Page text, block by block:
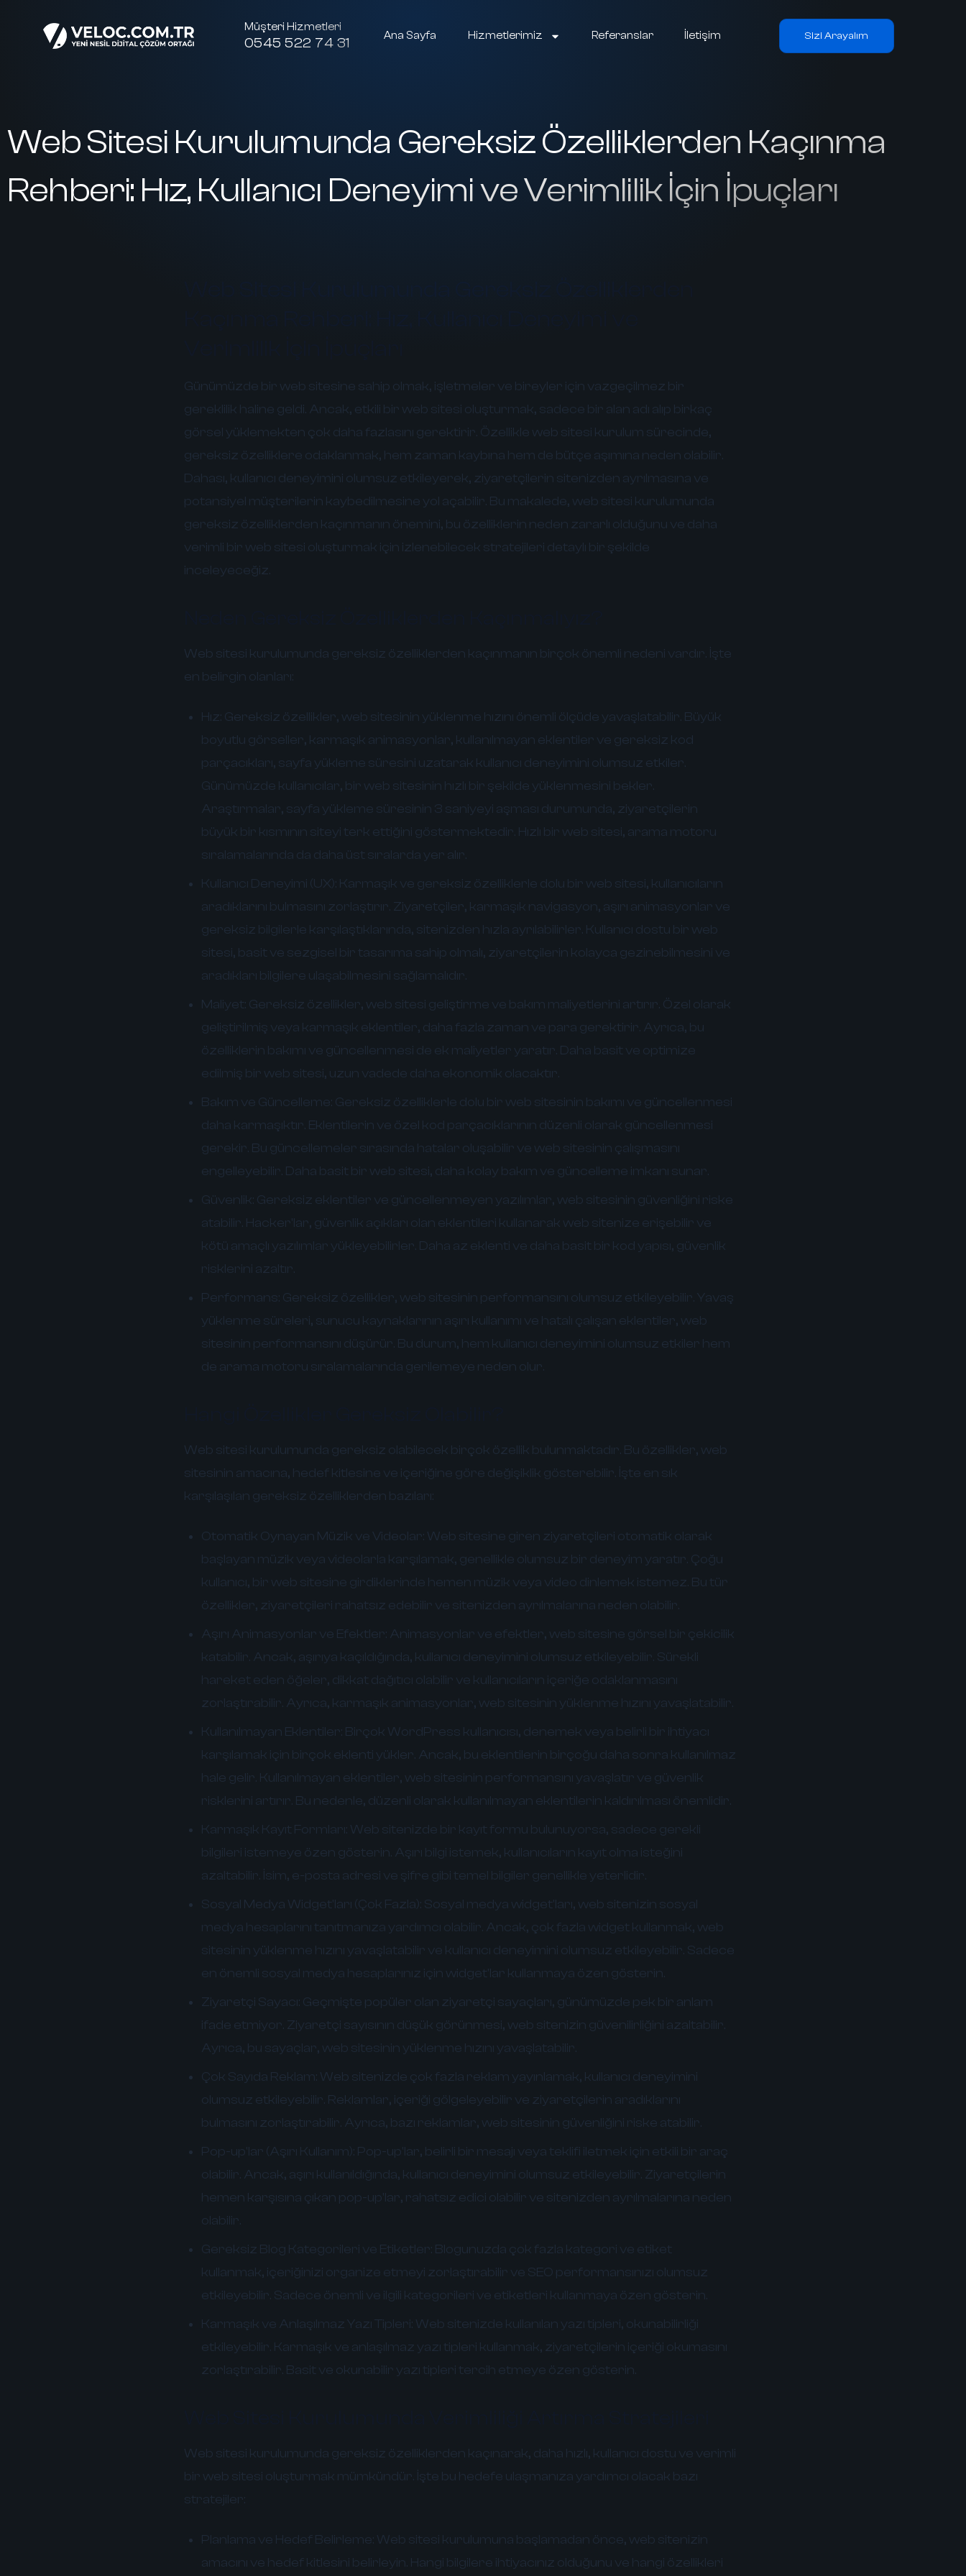
Müşteri Hizmetleri
0545 522 74 31 Ana Sayfa Hizmetlerimiz Referanslar İletişim Sizi Arayalım
Web Sitesi Kurulumunda Gereksiz Özelliklerden Kaçınma
Rehberi: Hız, Kullanıcı Deneyimi ve Verimlilik İçin İpuçları
Günümüzde bir web sitesine sahip olmak, işletmeler ve bireyler için vazgeçilmez bir
gereklilik haline geldi. Ancak, etkili bir web sitesi oluşturmak, sadece bir alan adı alıp birkaç
görsel yüklemekten çok daha fazlasını gerektirir. Özellikle web sitesi kurulum sürecinde,
gereksiz özelliklere odaklanmak, hem zaman kaybına hem de bütçe aşımına neden olabilir.
Dahası, kullanıcı deneyimini olumsuz etkileyerek, ziyaretçilerin sitenizden ayrılmasına ve
potansiyel müşterilerin kaybedilmesine yol açabilir. Bu makalede, web sitesi kurulumunda
gereksiz özelliklerden kaçınmanın önemini, bu özelliklerin neden zararlı olduğunu ve daha
verimli bir web sitesi oluşturmak için izlenebilecek stratejileri detaylı bir şekilde
inceleyeceğiz.
Web sitesi kurulumunda gereksiz özelliklerden kaçınmanın birçok önemli nedeni vardır. İşte
en belirgin olanları:
Hız: Gereksiz özellikler, web sitesinin yüklenme hızını önemli ölçüde yavaşlatabilir. Büyük
boyutlu görseller, karmaşık animasyonlar, kullanılmayan eklentiler ve gereksiz kod
parçacıkları, sayfa yükleme süresini uzatarak kullanıcı deneyimini olumsuz etkiler.
Günümüzde kullanıcılar, bir web sitesinin hızlı bir şekilde yüklenmesini bekler.
Araştırmalar, sayfa yükleme süresinin 3 saniyeyi aşması durumunda, ziyaretçilerin
büyük bir kısmının siteyi terk ettiğini göstermektedir. Hızlı bir web sitesi, arama motoru
sıralamalarında da daha üst sıralarda yer alır.
Kullanıcı Deneyimi (UX): Karmaşık ve gereksiz özelliklerle dolu bir web sitesi, kullanıcıların
aradıklarını bulmasını zorlaştırır. Ziyaretçiler, karmaşık navigasyon, aşırı animasyonlar ve
gereksiz bilgilerle karşılaştıklarında, sitenizden hızla ayrılabilirler. Kullanıcı dostu bir web
sitesi, basit ve sezgisel bir tasarıma sahip olmalı, ziyaretçilerin kolayca gezinebilmesini ve
aradıkları bilgilere ulaşabilmesini sağlamalıdır.
Maliyet: Gereksiz özellikler, web sitesi geliştirme ve bakım maliyetlerini artırır. Özel olarak
geliştirilmiş veya karmaşık eklentiler, daha fazla zaman ve para gerektirir. Ayrıca, bu
özelliklerin bakımı ve güncellenmesi de ek maliyetler yaratır. Daha basit ve optimize
edilmiş bir web sitesi, uzun vadede daha ekonomik olacaktır.
Bakım ve Güncelleme: Gereksiz özelliklerle dolu bir web sitesinin bakımı ve güncellenmesi
daha karmaşıktır. Eklentilerin ve özel kod parçacıklarının düzenli olarak güncellenmesi
gerekir. Bu güncellemeler sırasında hatalar oluşabilir ve web sitesinin çalışmasını
engelleyebilir. Daha basit bir web sitesi, daha kolay bakım ve güncelleme imkanı sunar.
Güvenlik: Gereksiz eklentiler ve güncellenmeyen yazılımlar, web sitesinin güvenliğini riske
atabilir. Hacker'lar, güvenlik açıkları olan eklentileri kullanarak web sitenize erişebilir ve
kötü amaçlı yazılımlar yükleyebilirler. Daha az eklenti ve daha basit bir kod yapısı, güvenlik
risklerini azaltır.
Performans: Gereksiz özellikler, web sitesinin performansını olumsuz etkileyebilir. Yavaş
yüklenme süreleri, sunucu kaynaklarının aşırı kullanımı ve hatalı çalışan eklentiler, web
sitesinin performansını düşürür. Bu durum, hem kullanıcı deneyimini olumsuz etkiler hem
de arama motoru sıralamalarında gerilemeye neden olur.
Web sitesi kurulumunda gereksiz olabilecek birçok özellik bulunmaktadır. Bu özellikler, web
sitesinin amacına, hedef kitlesine ve içeriğine göre değişiklik gösterebilir. İşte en sık
karşılaşılan gereksiz özelliklerden bazıları:
Otomatik Oynayan Müzik ve Videolar: Web sitesine giren ziyaretçileri otomatik olarak
başlayan müzik veya videolarla karşılamak, genellikle olumsuz bir deneyim yaratır. Çoğu
kullanıcı, bir web sitesine girdiklerinde hemen müzik veya video dinlemek istemez. Bu tür
özellikler, ziyaretçileri rahatsız edebilir ve sitenizden ayrılmalarına neden olabilir.
Aşırı Animasyonlar ve Efektler: Animasyonlar ve efektler, web sitesine görsel bir çekicilik
katabilir. Ancak, aşırıya kaçıldığında, kullanıcı deneyimini olumsuz etkileyebilir. Sürekli
hareket eden öğeler, dikkat dağıtıcı olabilir ve kullanıcıların içeriğe odaklanmasını
zorlaştırabilir. Ayrıca, karmaşık animasyonlar, web sitesinin yüklenme hızını yavaşlatabilir.
Kullanılmayan Eklentiler: Birçok WordPress kullanıcısı, denemek veya belirli bir ihtiyacı
karşılamak için birçok eklenti yükler. Ancak, bu eklentilerin birçoğu daha sonra kullanılmaz
hale gelir. Kullanılmayan eklentiler, web sitesinin performansını yavaşlatır ve güvenlik
risklerini artırır. Bu nedenle, düzenli olarak kullanılmayan eklentilerin kaldırılması önemlidir.
Karmaşık Kayıt Formları: Web sitenizde bir kayıt formu bulunuyorsa, sadece gerekli
bilgileri istemeye özen gösterin. Aşırı bilgi istemek, kullanıcıların kayıt olma isteğini
azaltabilir. İsim, e-posta adresi ve şifre gibi temel bilgiler genellikle yeterlidir.
Sosyal Medya Widget'ları (Çok Fazla): Sosyal medya widget'ları, web sitenizin sosyal
medya hesaplarını tanıtmanıza yardımcı olabilir. Ancak, çok fazla widget kullanmak, web
sitesinin yüklenme hızını yavaşlatabilir ve kullanıcı deneyimini olumsuz etkileyebilir. Sadece
en önemli sosyal medya hesaplarınız için widget'lar kullanmaya özen gösterin.
Ziyaretçi Sayacı: Geçmişte popüler olan ziyaretçi sayaçları, günümüzde pek bir anlam
ifade etmiyor. Ziyaretçi sayısının düşük görünmesi, web sitenizin güvenilirliğini azaltabilir.
Ayrıca, bu sayaçlar, web sitesinin yüklenme hızını yavaşlatabilir.
Çok Sayıda Reklam: Web sitenizde çok fazla reklam yayınlamak, kullanıcı deneyimini
olumsuz etkileyebilir. Reklamlar, içeriği gölgeleyebilir ve ziyaretçilerin aradıklarını
bulmasını zorlaştırabilir. Ayrıca, bazı reklamlar, web sitesinin güvenliğini riske atabilir.
Pop-up'lar (Aşırı Kullanım): Pop-up'lar, belirli bir mesajı veya teklifi iletmek için etkili bir araç
olabilir. Ancak, aşırı kullanıldığında, kullanıcı deneyimini olumsuz etkileyebilir. Ziyaretçilerin
hemen karşısına çıkan pop-up'lar, rahatsız edici olabilir ve sitenizden ayrılmalarına neden
olabilir.
Gereksiz Blog Kategorileri ve Etiketler: Blogunuzda çok fazla kategori ve etiket
kullanmak, içeriğinizi organize etmeyi zorlaştırabilir ve SEO performansınızı olumsuz
etkileyebilir. Sadece önemli ve ilgili kategorileri ve etiketleri kullanmaya özen gösterin.
Karmaşık ve Anlaşılmaz Yazı Tipleri: Web sitenizde kullanılan yazı tipleri, okunabilirliği
etkileyebilir. Karmaşık ve anlaşılmaz yazı tipleri kullanmak, ziyaretçilerin içeriği okumasını
zorlaştırabilir. Basit ve okunabilir yazı tipleri tercih etmeye özen gösterin.
Web sitesi kurulumunda gereksiz özelliklerden kaçınarak, daha hızlı, kullanıcı dostu ve verimli
bir web sitesi oluşturmak mümkündür. İşte bu hedefe ulaşmanıza yardımcı olacak bazı
stratejiler:
Planlama ve Hedef Belirleme: Web sitesi kurulumuna başlamadan önce, web sitenizin
amacını ve hedef kitlesini belirleyin. Hangi bilgilere ihtiyacınız olduğunu ve hangi özellikleri